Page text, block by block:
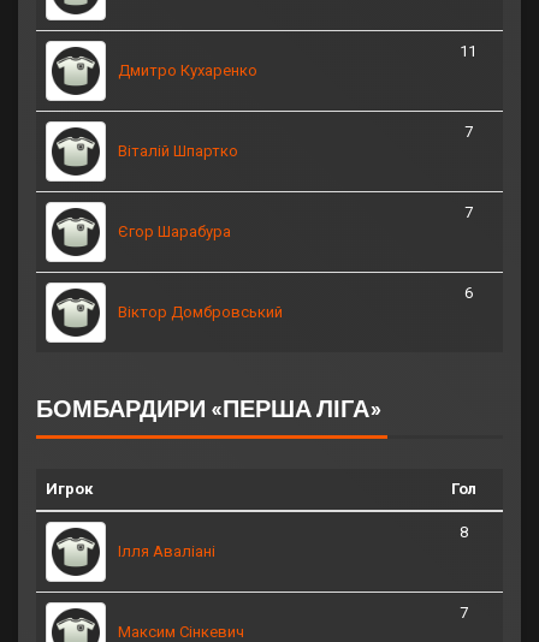
Дмитро Кухаренко
11
Віталій Шпартко
7
Єгор Шарабура
7
Віктор Домбровський
6
БОМБАРДИРИ «ПЕРША ЛІГА»
Игрок Гол
Ілля Аваліані
8
Максим Сінкевич
7